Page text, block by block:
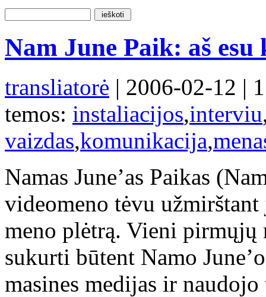
Nam June Paik: aš
transliatorė | 2006-02-12 |
temos: instaliacijos,interviu
vaizdas,komunikacija,
Namas June’as Paikas
videomeno tėvu
meno plėtrą. Vieni
sukurti būtent Namo
masines medijas ir